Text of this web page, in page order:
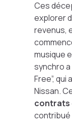
Ces
explorer
revenus,
musique
synchro a
Free”,
Nissan.
contrats
contribué